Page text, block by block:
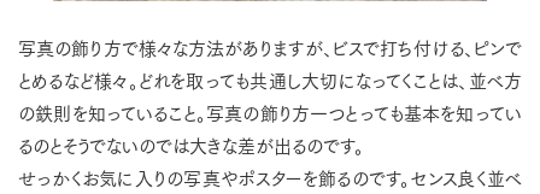
写真の飾り方で様々な方法がありますが、ビスで打ち付ける、ピンで
とめるなど様々。どれを取っても共通し大切になってくことは、並べ方
の鉄則を知っていること。写真の飾り方一つとっても基本を知ってい
るのとそうでないのでは大きな差が出るのです。
せっかくお気に入りの写真やポスターを飾るのです。センス良く並べ